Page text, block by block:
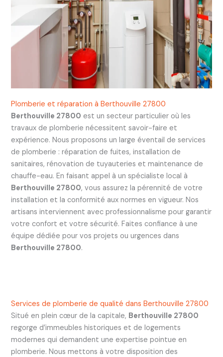
Plomberie et réparation à Berthouville 27800
Berthouville 27800 est un secteur particulier où les
travaux de plomberie nécessitent savoir-faire et
expérience. Nous proposons un large éventail de services
de plomberie : réparation de fuites, installation de
sanitaires, rénovation de tuyauteries et maintenance de
chauffe-eau. En faisant appel à un spécialiste local à
Berthouville 27800, vous assurez la pérennité de votre
installation et la conformité aux normes en vigueur. Nos
artisans interviennent avec professionnalisme pour garantir
votre confort et votre sécurité. Faites confiance à une
équipe dédiée pour vos projets ou urgences dans
Berthouville 27800.
Services de plomberie de qualité dans Berthouville 27800
Situé en plein cœur de la capitale, Berthouville 27800
regorge d’immeubles historiques et de logements
modernes qui demandent une expertise pointue en
plomberie. Nous mettons à votre disposition des